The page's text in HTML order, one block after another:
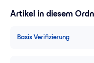
Artikel in diesem
Basis Verifizierung